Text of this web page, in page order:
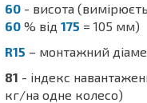
60 - висота
60 % від 175 = 105 мм)
R15 – монтажний
81 - індекс
кг/на одне колесо)